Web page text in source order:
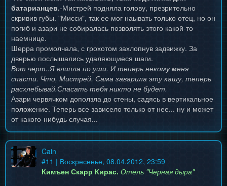
батарианцев.-Мистрей подняла голову, презрительно
скривив губы. "Мисси", так ее мог наывать только отец, но он
погиб и азари не собиралась позволять этого какой-то
наемнице.
Шерра промолчала, с грохотом захлопнув задвижку. За
дверью послышались удаляющиеся шаги.
Вот черт..Я влипла по уши. И теперь некому меня
спасти. Что, Мистрей. Сама заварила эту кашу, теперь
расхлебывай.Спасать тебя никто не будет.
Азари червячком доползла до стены, садясь в вертикальное
положение. Теперь все зависело только от нее... ну и может
от какого-нибудь случая...
Cain
#11 | Воскресенье, 08.04.2012, 23:59
Кимъен Скарр Кирас. Отель "Черная дыра"